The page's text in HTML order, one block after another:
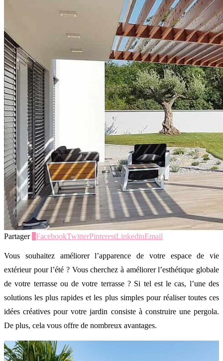
Partager FacebookTwitterPinterestLinkedinEmail
Vous souhaitez améliorer l’apparence de votre espace de vie
extérieur pour l’été ? Vous cherchez à améliorer l’esthétique globale
de votre terrasse ou de votre terrasse ? Si tel est le cas, l’une des
solutions les plus rapides et les plus simples pour réaliser toutes ces
idées créatives pour votre jardin consiste à construire une pergola.
De plus, cela vous offre de nombreux avantages.